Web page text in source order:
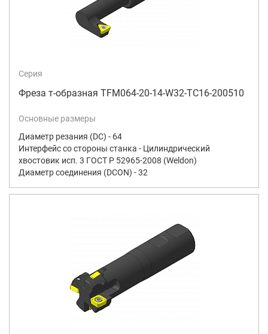
Серия
Фреза т-образная TFM064-20-14-W32-TC16-200510
Основные размеры
Диаметр резания (DC) - 64
Интерфейс со стороны станка - Цилиндрический
хвостовик исп. 3 ГОСТ Р 52965-2008 (Weldon)
Диаметр соединения (DCON) - 32